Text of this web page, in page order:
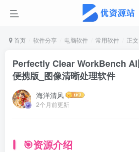
首页 软件分享 电脑软件 常用软件 正文
Perfectly Clear WorkBench AI
便携版_图像清晰处理软件
海洋清风
2个月前更新
🎯资源介绍